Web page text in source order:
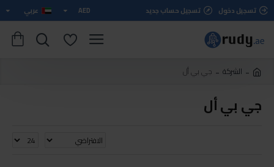
تسجيل دخول تسجيل حساب جديد AED عربي
الشركة جي بي أل
جي بي أل